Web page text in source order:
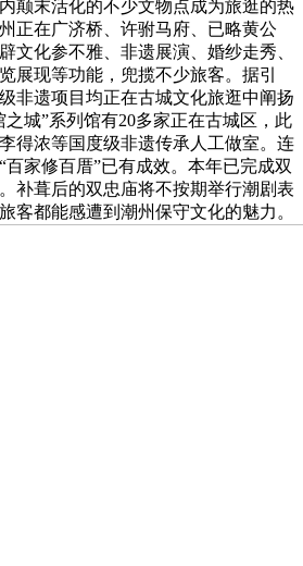
颠末活化的不少文物点成为旅逛的热
正在广济桥、许驸马府、已略黄公
文化参不雅、非遗展演、婚纱走秀、
展现等功能，兜揽不少旅客。据引
非遗项目均正在古城文化旅逛中阐扬
之城”系列馆有20多家正在古城区，此
得浓等国度级非遗传承人工做室。连
家修百厝”已有成效。本年已完成双
补葺后的双忠庙将不按期举行潮剧表
客都能感遭到潮州保守文化的魅力。